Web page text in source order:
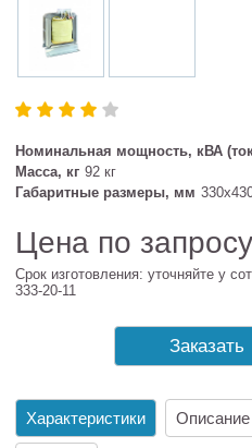
Номинальная мощность, кВА
Масса, кг 92 кг
Габаритные размеры, мм
Цена по запросу
Срок изготовления: уточняйте у
333-20-11
Заказать
Характеристики Описание